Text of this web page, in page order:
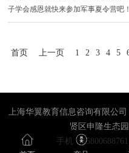
子学会感恩就快来参加军事夏令营吧！
首页 上一页 1 2 3 4 5
上海华翼教育信息咨询有限公
贤区申隆生态
手机：